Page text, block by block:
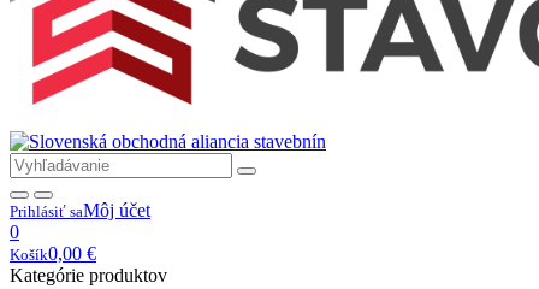
Prihlásiť saMôj účet
0
Košík0,00 €
Kategórie produktov